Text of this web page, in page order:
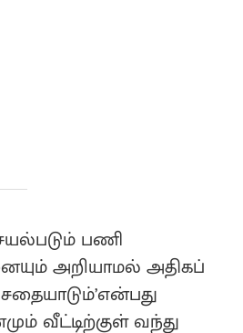
பணி
அறியாமல் அதிகப்
வீட்டிற்குள் வந்து